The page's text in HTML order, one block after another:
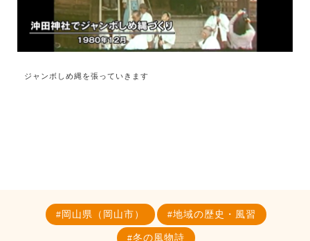
ジャンボしめ縄を張っていきます
岡山県（岡山市） 地域の歴史・風習
冬の風物詩